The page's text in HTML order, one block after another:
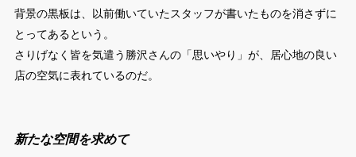
背景の黒板は、以前働いていたスタッフが書いたものを消さずに
とってあるという。
さりげなく皆を気遣う勝沢さんの「思いやり」が、居心地の良い
店の空気に表れているのだ。
新たな空間を求めて